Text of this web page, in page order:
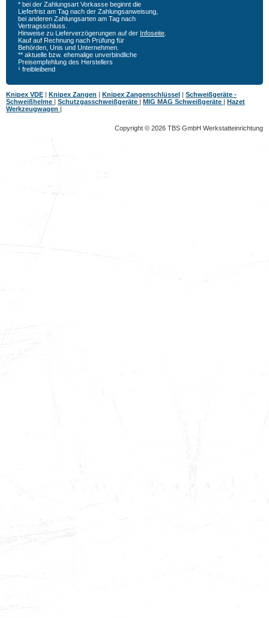
* bei der Zahlungsart Vorkasse beginnt die
Lieferfrist am Tag nach der Zahlungsanweisung,
bei anderen Zahlungsarten am Tag nach
Vertragsschluss.
Hinweise zu Lieferverzögerungen auf der Infoseite
Kauf auf Rechnung nach Prüfung für
Behörden, Unis und Unternehmen.
** aktuelle bzw. ehemalige unverbindliche
Preisempfehlung des Herstellers
¹ freibleibend
Knipex VDE | Knipex Zangen | Knipex Zangenschlüssel | Schweißgeräte -
Schweißhelme | Schutzgasschweißgeräte | MIG MAG Schweißgeräte | Hazet
Werkzeugwagen |
Copyright © 2026 TBS GmbH Werkstatteinrichtung